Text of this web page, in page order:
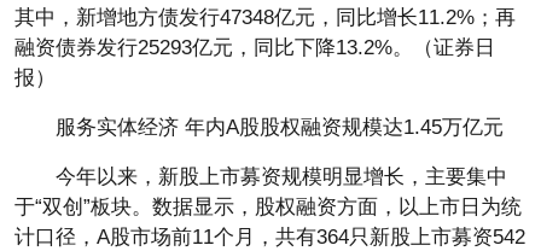
其中，新增地方债发行47348亿元，同比增长11.2%；再
融资债券发行25293亿元，同比下降13.2%。（证券日
报）
服务实体经济 年内A股股权融资规模达1.45万亿元
今年以来，新股上市募资规模明显增长，主要集中
于“双创”板块。数据显示，股权融资方面，以上市日为统
计口径，A股市场前11个月，共有364只新股上市募资542